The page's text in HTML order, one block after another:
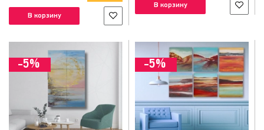
В корзину
В корзину
-5% -5%